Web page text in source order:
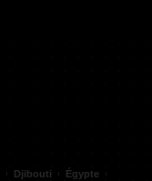
Djibouti
Égypte